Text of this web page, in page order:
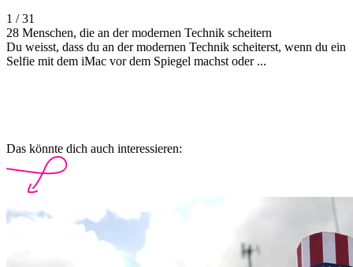
1 / 31
28 Menschen, die an der modernen Technik scheitern
Du weisst, dass du an der modernen Technik scheiterst, wenn du ein
Selfie mit dem iMac vor dem Spiegel machst oder ...
Das könnte dich auch interessieren: